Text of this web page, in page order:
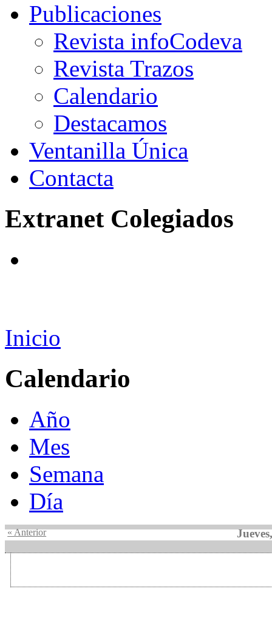
Publicaciones
Revista infoCodeva
Revista Trazos
Calendario
Destacamos
Ventanilla Única
Contacta
Extranet Colegiados
Inicio
Calendario
Año
Mes
Semana
Día
« Anterior